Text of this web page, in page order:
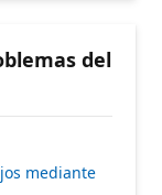
del
mediante